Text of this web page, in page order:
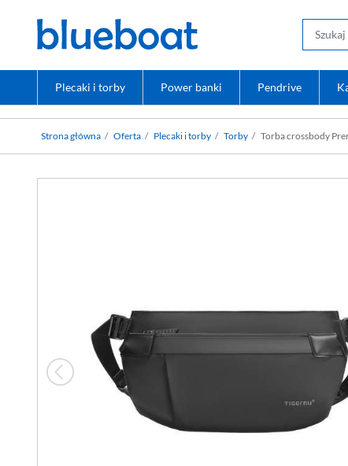
Plecaki i torby Power banki Pendrive
Strona główna Oferta Plecaki i torby Torby Torba crossbody